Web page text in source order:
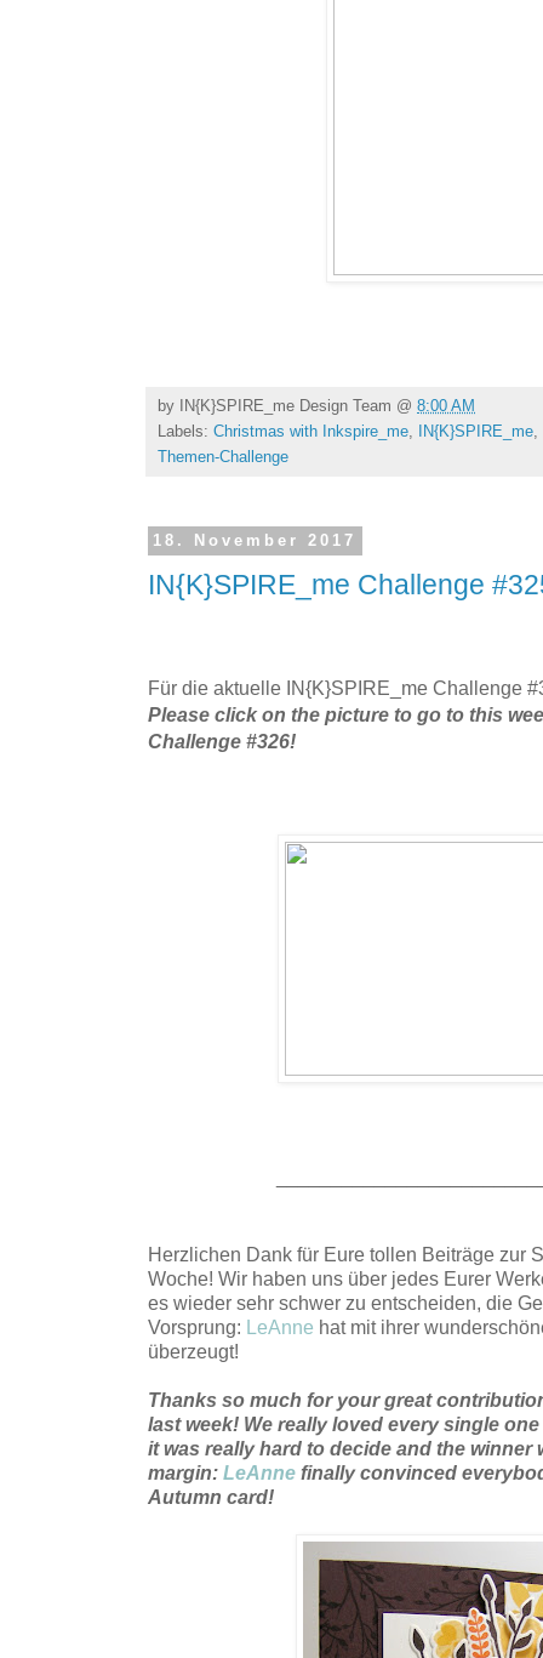
by IN{K}SPIRE_me Design Team @ 8:00 AM
Labels: Christmas with Inkspire_me, IN{K}SPIRE_me,
Themen-Challenge
18. November 2017
IN{K}SPIRE_me Challenge
Für die aktuelle IN{K}SPIRE_me Challenge
Please click on the picture to go to this
Challenge #326!
Herzlichen Dank für Eure tollen Beiträge zur
Woche! Wir haben uns über jedes Eurer
es wieder sehr schwer zu entscheiden, die
Vorsprung: LeAnne hat mit ihrer
überzeugt!
Thanks so much for your great
last week! We really loved every single
it was really hard to decide and the winner
margin: LeAnne finally convinced
Autumn card!